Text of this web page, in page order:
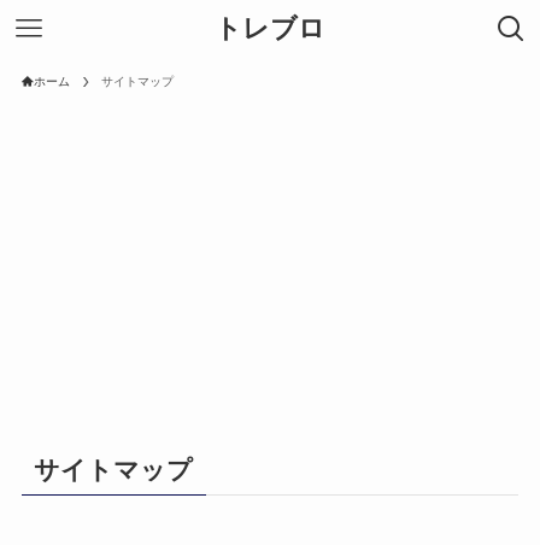
トレブロ
ホーム サイトマップ
サイトマップ